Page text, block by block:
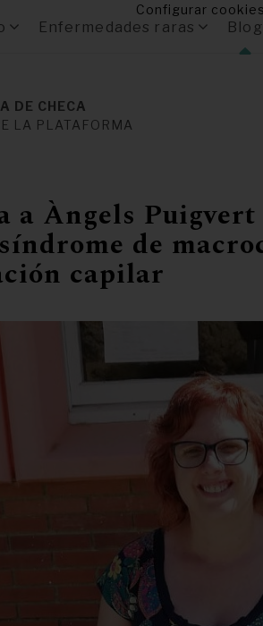
Enfermedades raras Blog
DE CHECA
LA PLATAFORMA
a Àngels
de
capilar
Configurar cookies